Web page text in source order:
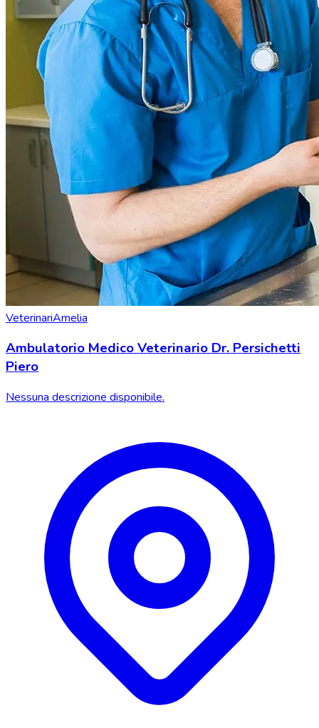
VeterinariAmelia
Ambulatorio Medico Veterinario Dr. Persichetti
Piero
Nessuna descrizione disponibile.